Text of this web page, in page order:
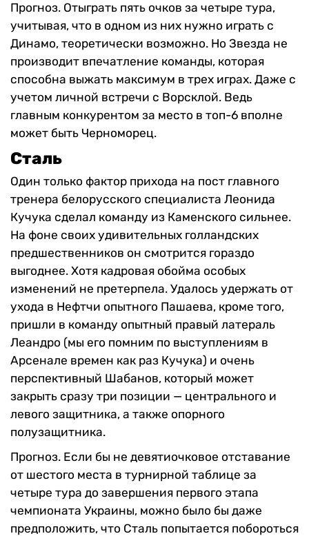
Прогноз. Отыграть пять очков за четыре тура,
учитывая, что в одном из них нужно играть с
Динамо, теоретически возможно. Но Звезда не
производит впечатление команды, которая
способна выжать максимум в трех играх. Даже с
учетом личной встречи с Ворсклой. Ведь
главным конкурентом за место в топ-6 вполне
может быть Черноморец.
Сталь
Один только фактор прихода на пост главного
тренера белорусского специалиста Леонида
Кучука сделал команду из Каменского сильнее.
На фоне своих удивительных голландских
предшественников он смотрится гораздо
выгоднее. Хотя кадровая обойма особых
изменений не претерпела. Удалось удержать от
ухода в Нефтчи опытного Пашаева, кроме того,
пришли в команду опытный правый латераль
Леандро (мы его помним по выступлениям в
Арсенале времен как раз Кучука) и очень
перспективный Шабанов, который может
закрыть сразу три позиции — центрального и
левого защитника, а также опорного
полузащитника.
Прогноз. Если бы не девятиочковое отставание
от шестого места в турнирной таблице за
четыре тура до завершения первого этапа
чемпионата Украины, можно было бы даже
предположить, что Сталь попытается побороться